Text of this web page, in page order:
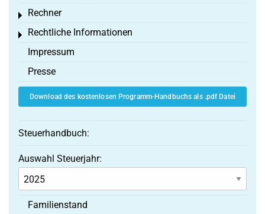
Rechner
Toggle menu
Rechtliche Informationen
Toggle menu
Impressum
Presse
Download des kostenlosen Programm-Handbuchs als .pdf Datei
Steuerhandbuch:
Auswahl Steuerjahr:
Familienstand